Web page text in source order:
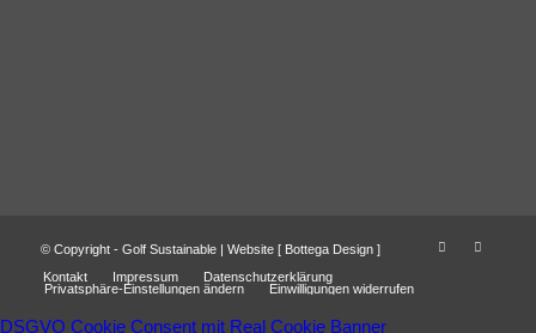
© Copyright - Golf Sustainable | Website [ Bottega Design]
Kontakt
Impressum
Datenschutzerklärung
Privatsphäre-Einstellungen ändern
Einwilligungen widerrufen
DSGVO Cookie Consent mit Real Cookie Banner